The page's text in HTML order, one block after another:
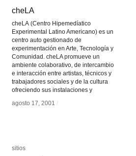
cheLA
cheLA (Centro Hipemedíatico
Experimental Latino Americano) es un
centro auto gestionado de
experimentación en Arte, Tecnología y
Comunidad. cheLA promueve un
ambiente colaborativo, de intercambio
e interacción entre artistas, técnicos y
trabajadores sociales y de la cultura
ofreciendo sus instalaciones y
agosto 17, 2001 /
cheLA
agosto 17, 2001 /
sitios
sitios